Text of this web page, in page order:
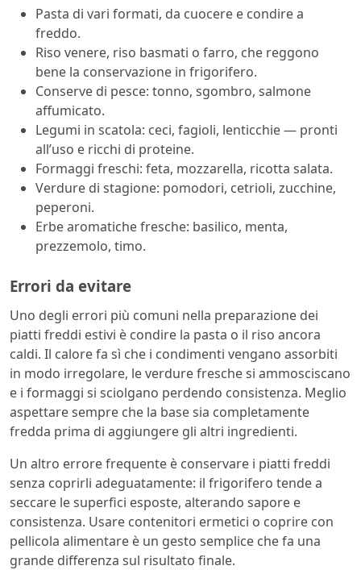
Pasta di vari formati, da cuocere e condire a
freddo.
Riso venere, riso basmati o farro, che reggono
bene la conservazione in frigorifero.
Conserve di pesce: tonno, sgombro, salmone
affumicato.
Legumi in scatola: ceci, fagioli, lenticchie — pronti
all’uso e ricchi di proteine.
Formaggi freschi: feta, mozzarella, ricotta salata.
Verdure di stagione: pomodori, cetrioli, zucchine,
peperoni.
Erbe aromatiche fresche: basilico, menta,
prezzemolo, timo.
Errori da evitare
Uno degli errori più comuni nella preparazione dei
piatti freddi estivi è condire la pasta o il riso ancora
caldi. Il calore fa sì che i condimenti vengano assorbiti
in modo irregolare, le verdure fresche si ammosciscano
e i formaggi si sciolgano perdendo consistenza. Meglio
aspettare sempre che la base sia completamente
fredda prima di aggiungere gli altri ingredienti.
Un altro errore frequente è conservare i piatti freddi
senza coprirli adeguatamente: il frigorifero tende a
seccare le superfici esposte, alterando sapore e
consistenza. Usare contenitori ermetici o coprire con
pellicola alimentare è un gesto semplice che fa una
grande differenza sul risultato finale.